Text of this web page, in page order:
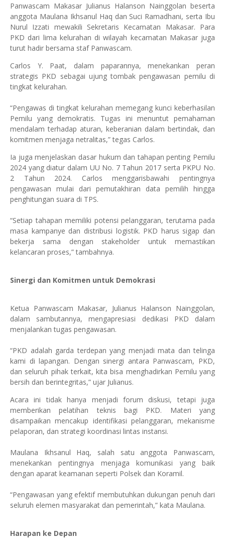
Panwascam Makasar Julianus Halanson Nainggolan beserta
anggota Maulana Ikhsanul Haq dan Suci Ramadhani, serta Ibu
Nurul Izzati mewakili Sekretaris Kecamatan Makasar. Para
PKD dari lima kelurahan di wilayah kecamatan Makasar juga
turut hadir bersama staf Panwascam.
Carlos Y. Paat, dalam paparannya, menekankan peran
strategis PKD sebagai ujung tombak pengawasan pemilu di
tingkat kelurahan.
“Pengawas di tingkat kelurahan memegang kunci keberhasilan
Pemilu yang demokratis. Tugas ini menuntut pemahaman
mendalam terhadap aturan, keberanian dalam bertindak, dan
komitmen menjaga netralitas,” tegas Carlos.
Ia juga menjelaskan dasar hukum dan tahapan penting Pemilu
2024 yang diatur dalam UU No. 7 Tahun 2017 serta PKPU No.
2 Tahun 2024. Carlos menggarisbawahi pentingnya
pengawasan mulai dari pemutakhiran data pemilih hingga
penghitungan suara di TPS.
“Setiap tahapan memiliki potensi pelanggaran, terutama pada
masa kampanye dan distribusi logistik. PKD harus sigap dan
bekerja sama dengan stakeholder untuk memastikan
kelancaran proses,” tambahnya.
Sinergi dan Komitmen untuk Demokrasi
Ketua Panwascam Makasar, Julianus Halanson Nainggolan,
dalam sambutannya, mengapresiasi dedikasi PKD dalam
menjalankan tugas pengawasan.
“PKD adalah garda terdepan yang menjadi mata dan telinga
kami di lapangan. Dengan sinergi antara Panwascam, PKD,
dan seluruh pihak terkait, kita bisa menghadirkan Pemilu yang
bersih dan berintegritas,” ujar Julianus.
Acara ini tidak hanya menjadi forum diskusi, tetapi juga
memberikan pelatihan teknis bagi PKD. Materi yang
disampaikan mencakup identifikasi pelanggaran, mekanisme
pelaporan, dan strategi koordinasi lintas instansi.
Maulana Ikhsanul Haq, salah satu anggota Panwascam,
menekankan pentingnya menjaga komunikasi yang baik
dengan aparat keamanan seperti Polsek dan Koramil.
“Pengawasan yang efektif membutuhkan dukungan penuh dari
seluruh elemen masyarakat dan pemerintah,” kata Maulana.
Harapan ke Depan